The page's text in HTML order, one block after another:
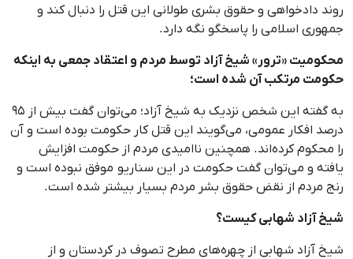
روند دادخواهی و حقوق بشری طولانی این قتل را دنبال کند و
جمهوری اسلامی را پاسخگو نگه دارد.
محکومیت «ترور» شیخ آزاد توسط مردم و اعتقاد جمعی به اینکه
حکومت مرتکب آن شده است؛
به گفته این شخص نزدیک به شیخ آزاد؛ می‌توان گفت بیش از ۹۵
درصد افکار عمومی، می‌گویند این قتل کار حکومت بوده است و آن
را محکوم کرده‌اند. همچنین ناامیدی مردم از حکومت افزایش
یافته و می‌توان گفت حکومت در این سناریو موفق نبوده است و
رنج مردم از نقض حقوق بشر مردم بسیار بیشتر شده است.
شیخ آزاد شهابی کیست؟
شیخ آزاد شهابی از چهره‌های مطرح تصوف در کردستان و از